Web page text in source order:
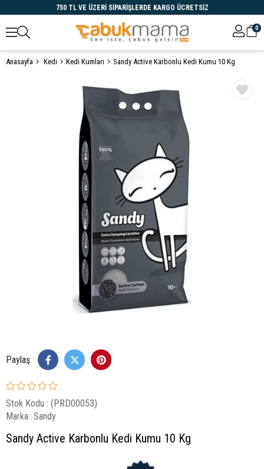
750 TL VE ÜZERİ SİPARİŞLERDE KARGO ÜCRETSİZ
0
Anasayfa Kedi Kedi Kumları Sandy Active Karbonlu Kedi Kumu 10 Kg
Paylaş
Stok Kodu
(PRD00053)
Marka: Sandy
Sandy Active Karbonlu Kedi Kumu 10 Kg
Öne Çıkanlar